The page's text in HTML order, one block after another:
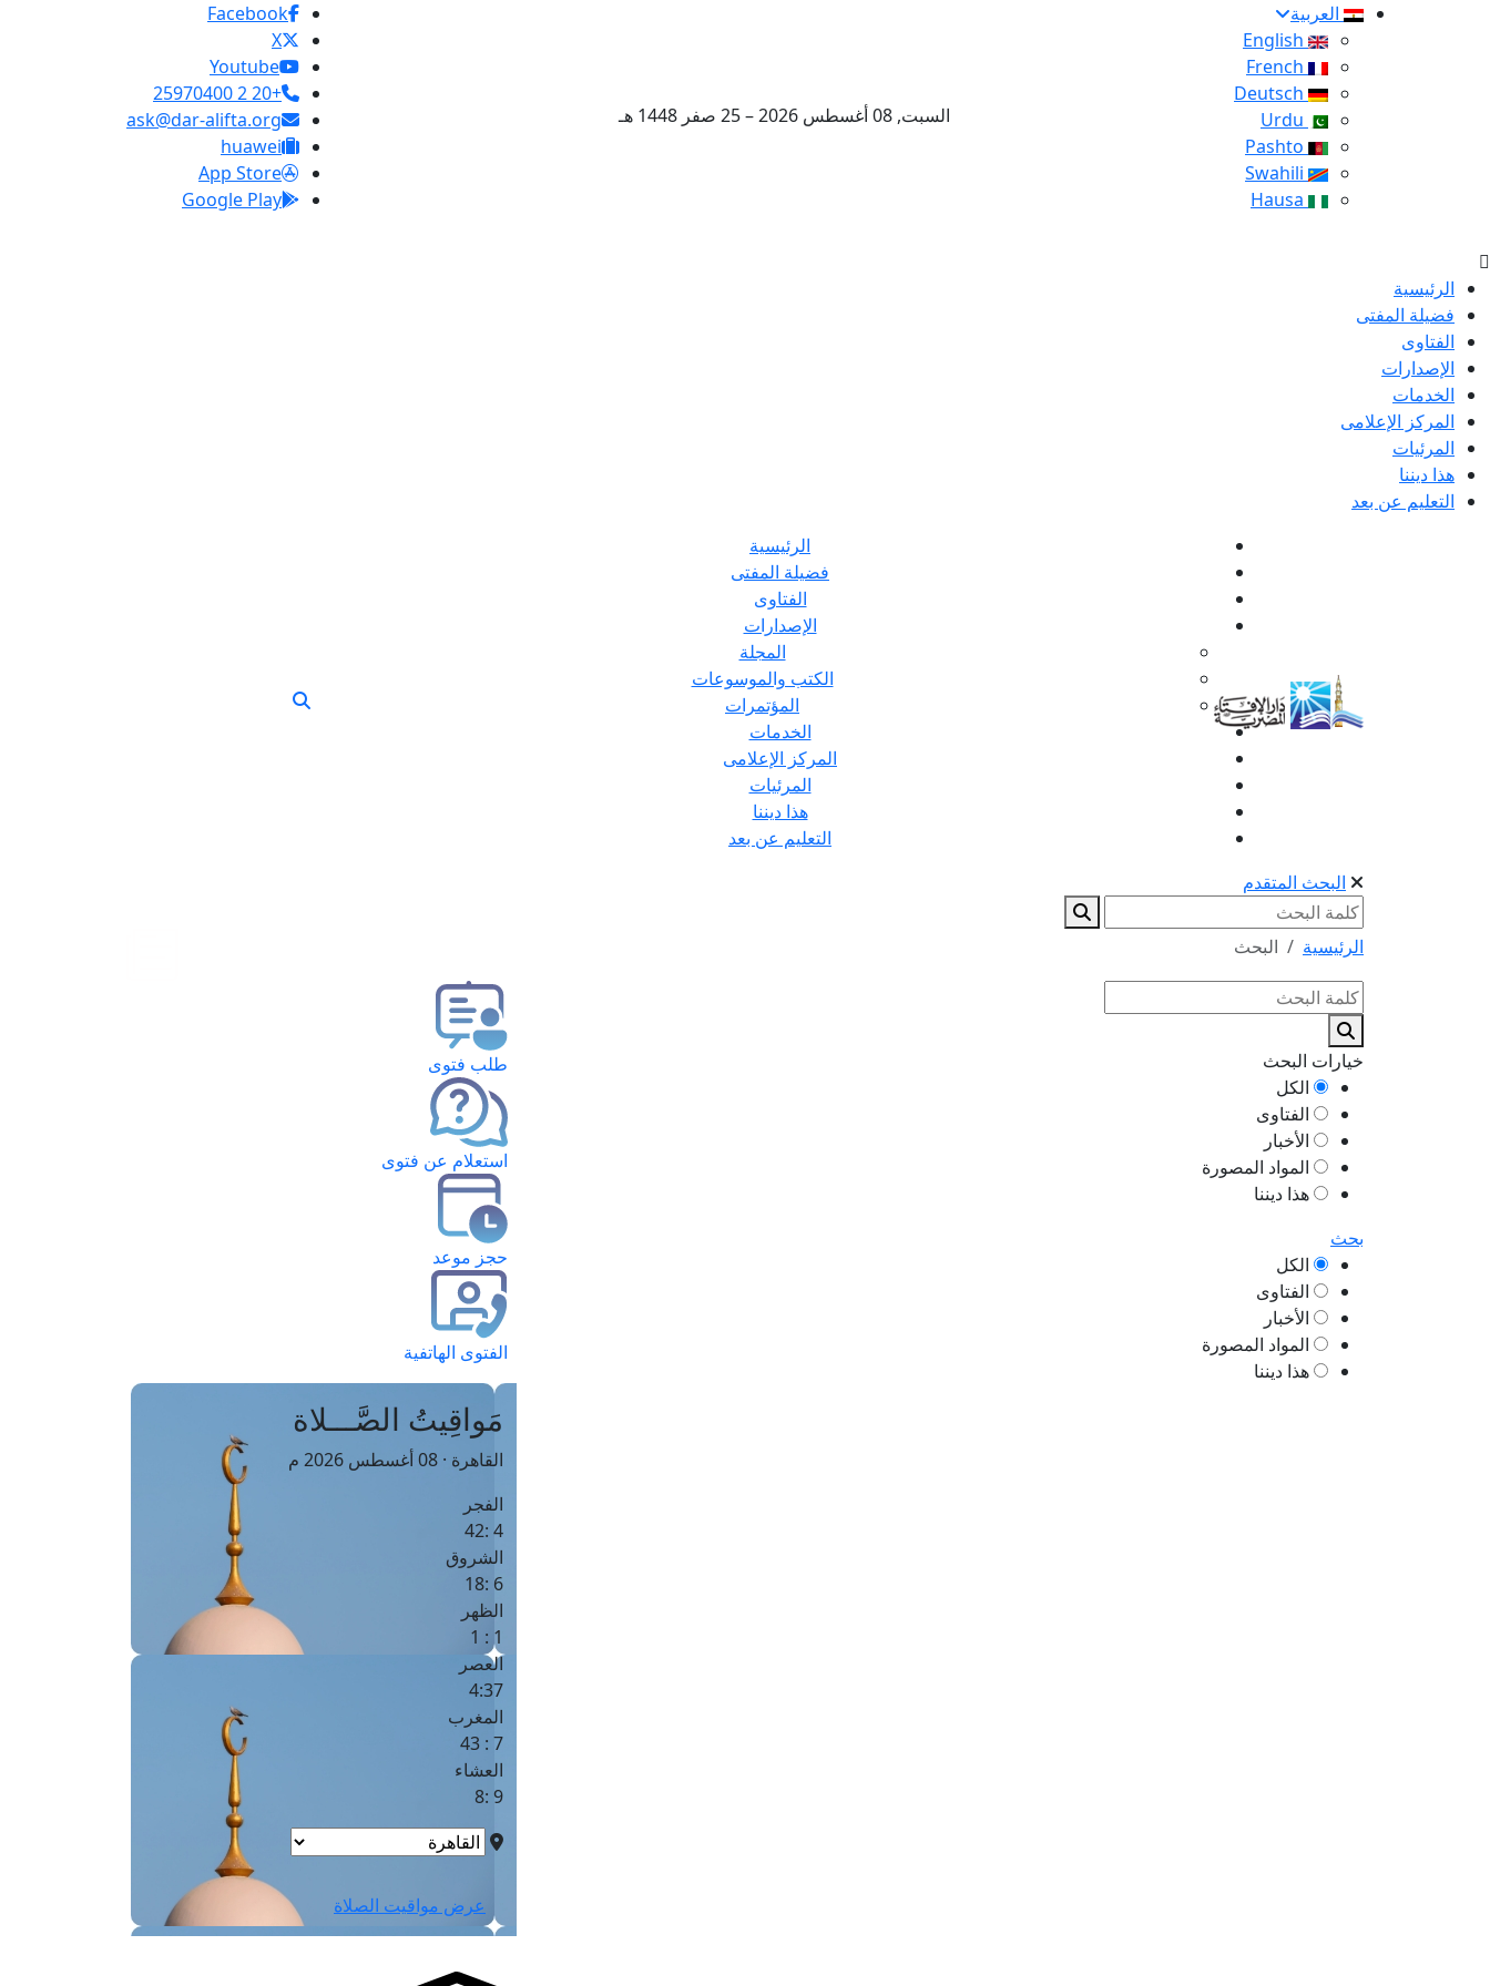
العربية
السبت, 08 أغسطس 2026 – 25 صفر 1448 هـ
Facebook
X
Youtube
+20 2 25970400
ask@dar-alifta.org
huawei
App Store
Google Play
الرئيسية
فضيلة المفتى
الفتاوى
الإصدارات
الخدمات
المركز الإعلامى
المرئيات
هذا ديننا
التعليم عن بعد
الرئيسية
فضيلة المفتى
الفتاوى
الإصدارات
المجلة
الكتب والموسوعات
المؤتمرات
الخدمات
المركز الإعلامى
المرئيات
هذا ديننا
التعليم عن بعد
البحث المتقدم
الرئيسية البحث
خيارات البحث
الكل
الفتاوى
الأخبار
المواد المصورة
هذا ديننا
بحث
الكل
الفتاوى
الأخبار
المواد المصورة
هذا ديننا
طلب فتوى
استعلام عن فتوى
حجز موعد
الفتوى الهاتفية
مَواقِيتُ الصَّـــلاة
القاهرة · 08 أغسطس 2026 م
الفجر
4 :42
الشروق
6 :18
الظهر
1 : 1
العصر
4:37
المغرب
7 : 43
العشاء
9 :8
عرض مواقيت الصلاة